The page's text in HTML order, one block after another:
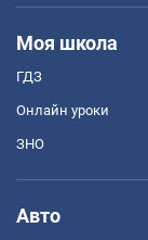
Моя школа
ГДЗ
Онлайн уроки
ЗНО
Авто